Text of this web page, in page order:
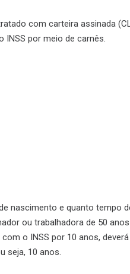
com carteira assinada
INSS por meio de carnês.
nascimento e quanto tempo
ou trabalhadora de 50
o INSS por 10 anos,
seja, 10 anos.